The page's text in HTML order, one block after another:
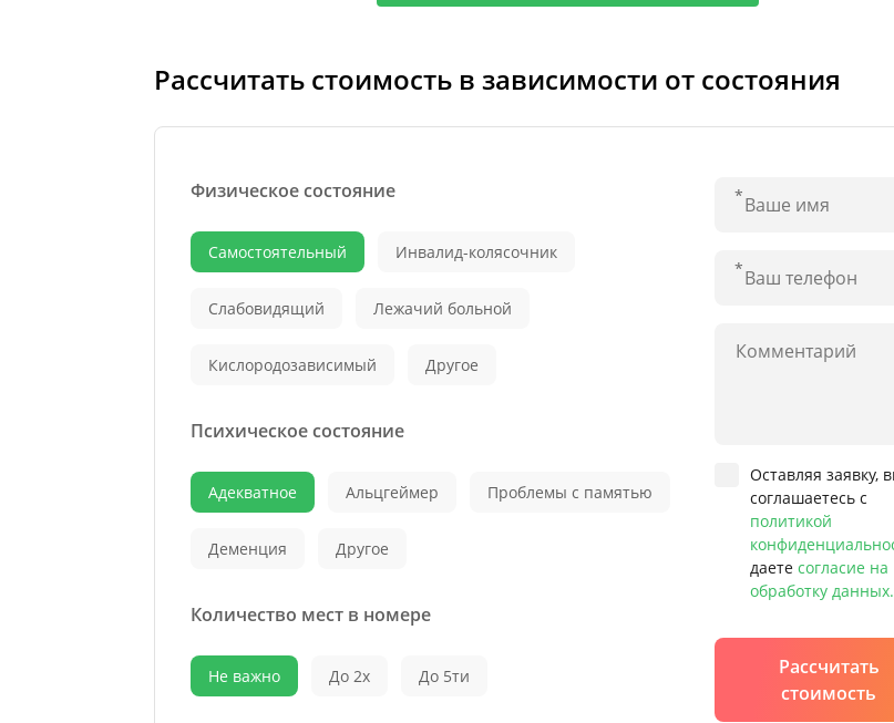
Рассчитать стоимость в зависимости от состояния
Физическое состояние
Самостоятельный Инвалид-колясочник
Слабовидящий Лежачий больной
Кислородозависимый Другое
Психическое состояние
Адекватное Альцгеймер Проблемы с памятью
Деменция Другое
Количество мест в номере
Не важно До 2х До 5ти
Оставляя заявку,
соглашаетесь с
политикой
даете согласие на
обработку данных.
Рассчитать
стоимость